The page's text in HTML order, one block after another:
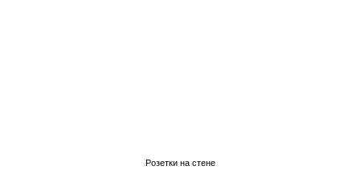
Розетки на стене